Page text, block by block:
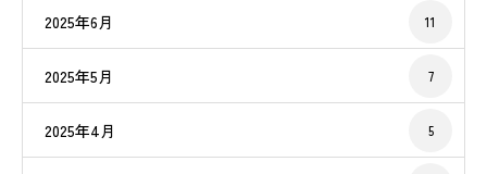
2025年6月 11
2025年5月 7
2025年4月 5